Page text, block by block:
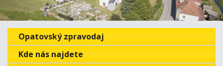
Opatovský zpravodaj
Kde nás najdete